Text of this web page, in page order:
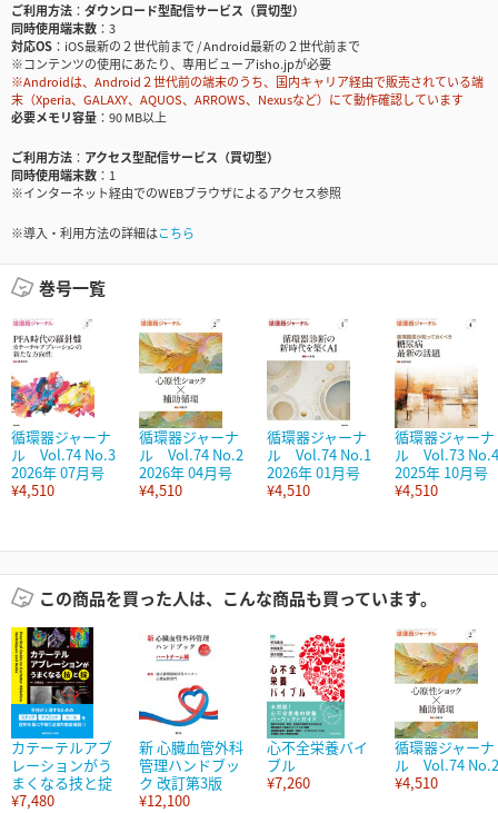
ご利用方法
ダウンロード型配信サービス（買切型）
同時使用端末数
3
対応OS
iOS最新の２世代前まで / Android最新の２世代前まで
※コンテンツの使用にあたり、専用ビューアisho.jpが必要
※Androidは、Android２世代前の端末のうち、国内キャリア経由で販売されている端
末（Xperia、GALAXY、AQUOS、ARROWS、Nexusなど）にて動作確認しています
必要メモリ容量
90 MB以上
ご利用方法
アクセス型配信サービス（買切型）
同時使用端末数
1
※インターネット経由でのWEBブラウザによるアクセス参照
※導入・利用方法の詳細はこちら
巻号一覧
循環器ジャーナ
ル Vol.74 No.3
2026年 07月号
¥4,510
循環器ジャーナ
ル Vol.74 No.2
2026年 04月号
¥4,510
循環器ジャーナ
ル Vol.74 No.1
2026年 01月号
¥4,510
循環器ジャーナ
ル Vol.73 No.4
2025年 10月号
¥4,510
この商品を買った人は、こんな商品も買っています。
カテーテルアブ
レーションがう
まくなる技と掟
¥7,480
新 心臓血管外科
管理ハンドブッ
ク 改訂第3版
¥12,100
心不全栄養バイ
ブル
¥7,260
循環器ジャーナ
ル Vol.74 No.2
¥4,510